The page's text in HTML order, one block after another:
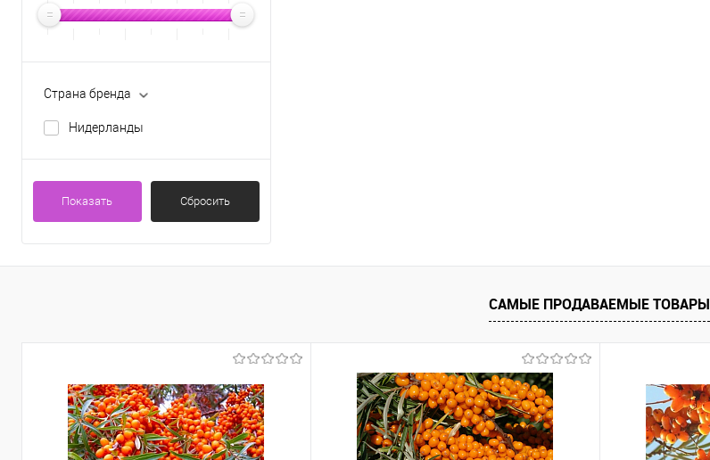
Страна бренда
Нидерланды
Показать Сбросить
САМЫЕ ПРОДАВАЕМЫЕ ТОВАРЫ